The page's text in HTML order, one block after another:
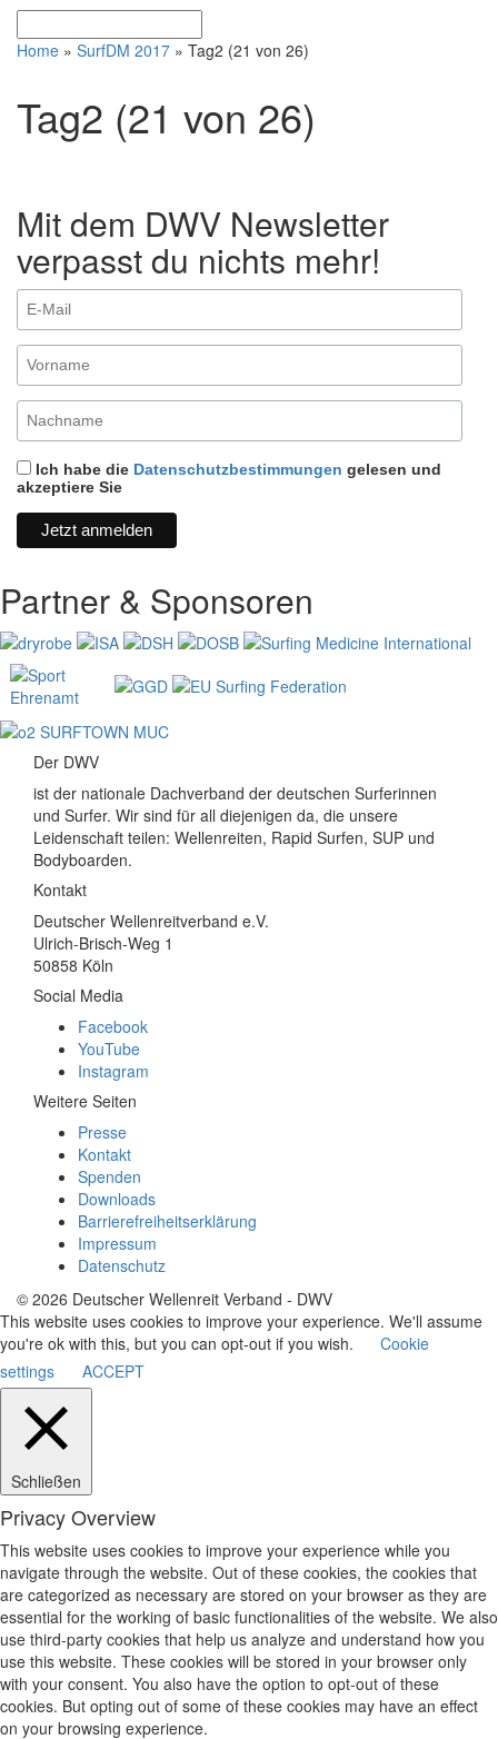
Home » SurfDM 2017 » Tag2 (21 von 26)
Tag2 (21 von 26)
Mit dem DWV Newsletter
verpasst du nichts mehr!
Ich habe die Datenschutzbestimmungen gelesen und
akzeptiere Sie
Partner & Sponsoren
Der DWV
ist der nationale Dachverband der deutschen Surferinnen
und Surfer. Wir sind für all diejenigen da, die unsere
Leidenschaft teilen: Wellenreiten, Rapid Surfen, SUP und
Bodyboarden.
Kontakt
Deutscher Wellenreitverband e.V.
Ulrich-Brisch-Weg 1
50858 Köln
Social Media
Facebook
YouTube
Instagram
Weitere Seiten
Presse
Kontakt
Spenden
Downloads
Barrierefreiheitserklärung
Impressum
Datenschutz
© 2026 Deutscher Wellenreit Verband - DWV
This website uses cookies to improve your experience. We'll assume
you're ok with this, but you can opt-out if you wish.
Cookie
settings
ACCEPT
Schließen
Privacy Overview
This website uses cookies to improve your experience while you
navigate through the website. Out of these cookies, the cookies that
are categorized as necessary are stored on your browser as they are
essential for the working of basic functionalities of the website. We also
use third-party cookies that help us analyze and understand how you
use this website. These cookies will be stored in your browser only
with your consent. You also have the option to opt-out of these
cookies. But opting out of some of these cookies may have an effect
on your browsing experience.